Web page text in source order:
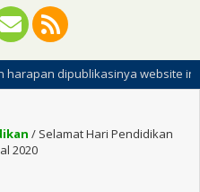
website ini dapat
/ Selamat Hari Pendidikan
2020